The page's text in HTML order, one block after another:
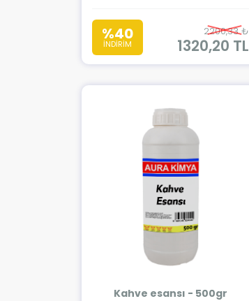
%40
İNDİRİM
2200,33 ₺
1320,20 TL
Kahve esansı - 500gr